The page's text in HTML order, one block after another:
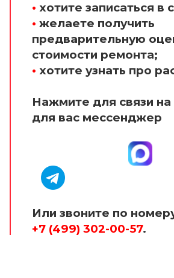
• хотите записаться в
• желаете получить
предварительную
стоимости ремонта;
• хотите узнать про
Нажмите для связи
для вас мессенджер
Или звоните по
+7 (499) 302-00-57.